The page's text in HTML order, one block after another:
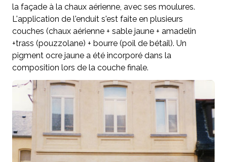
la façade à la chaux aérienne, avec ses moulures.
L'application de l'enduit s'est faite en plusieurs
couches (chaux aérienne + sable jaune + amadelin
+trass (pouzzolane) + bourre (poil de bétail). Un
pigment ocre jaune a été incorporé dans la
composition lors de la couche finale.